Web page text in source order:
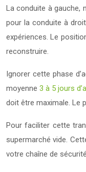
La conduite à gauche,
pour la conduite à
expériences. Le
reconstruire.
Ignorer cette phase
moyenne3 à 5 jours
doit être maximale. Le
Pour faciliter cette
supermarché vide.
votre chaîne de